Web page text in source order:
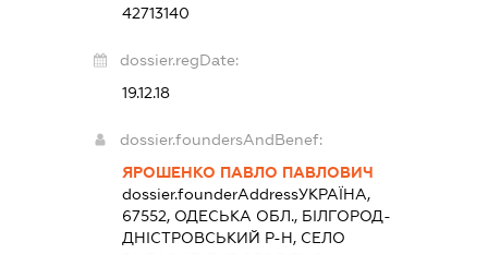
42713140
dossier.regDate:
19.12.18
dossier.foundersAndBenef:
ЯРОШЕНКО ПАВЛО ПАВЛОВИЧ
dossier.founderAddressУКРАЇНА,
67552, ОДЕСЬКА ОБЛ., БІЛГОРОД-
ДНІСТРОВСЬКИЙ Р-Н, СЕЛО